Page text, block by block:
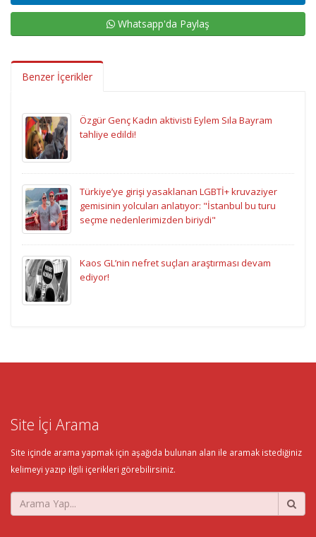
Whatsapp'da Paylaş
Benzer İçerikler
Özgür Genç Kadın aktivisti Eylem Sıla Bayram
tahliye edildi!
Türkiye’ye girişi yasaklanan LGBTİ+ kruvaziyer
gemisinin yolcuları anlatıyor: "İstanbul bu turu
seçme nedenlerimizden biriydi"
Kaos GL’nin nefret suçları araştırması devam
ediyor!
Site İçi Arama
Site içinde arama yapmak için aşağıda bulunan alan ile aramak istediğiniz
kelimeyi yazıp ilgili içerikleri görebilirsiniz.